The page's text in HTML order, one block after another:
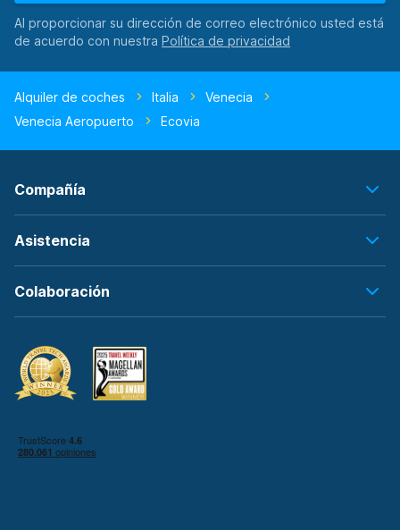
Al proporcionar su dirección de correo electrónico usted está
de acuerdo con nuestra
Alquiler de coches Italia
Venecia
Venecia Aeropuerto
Ecovia
Compañía
Asistencia
Colaboración